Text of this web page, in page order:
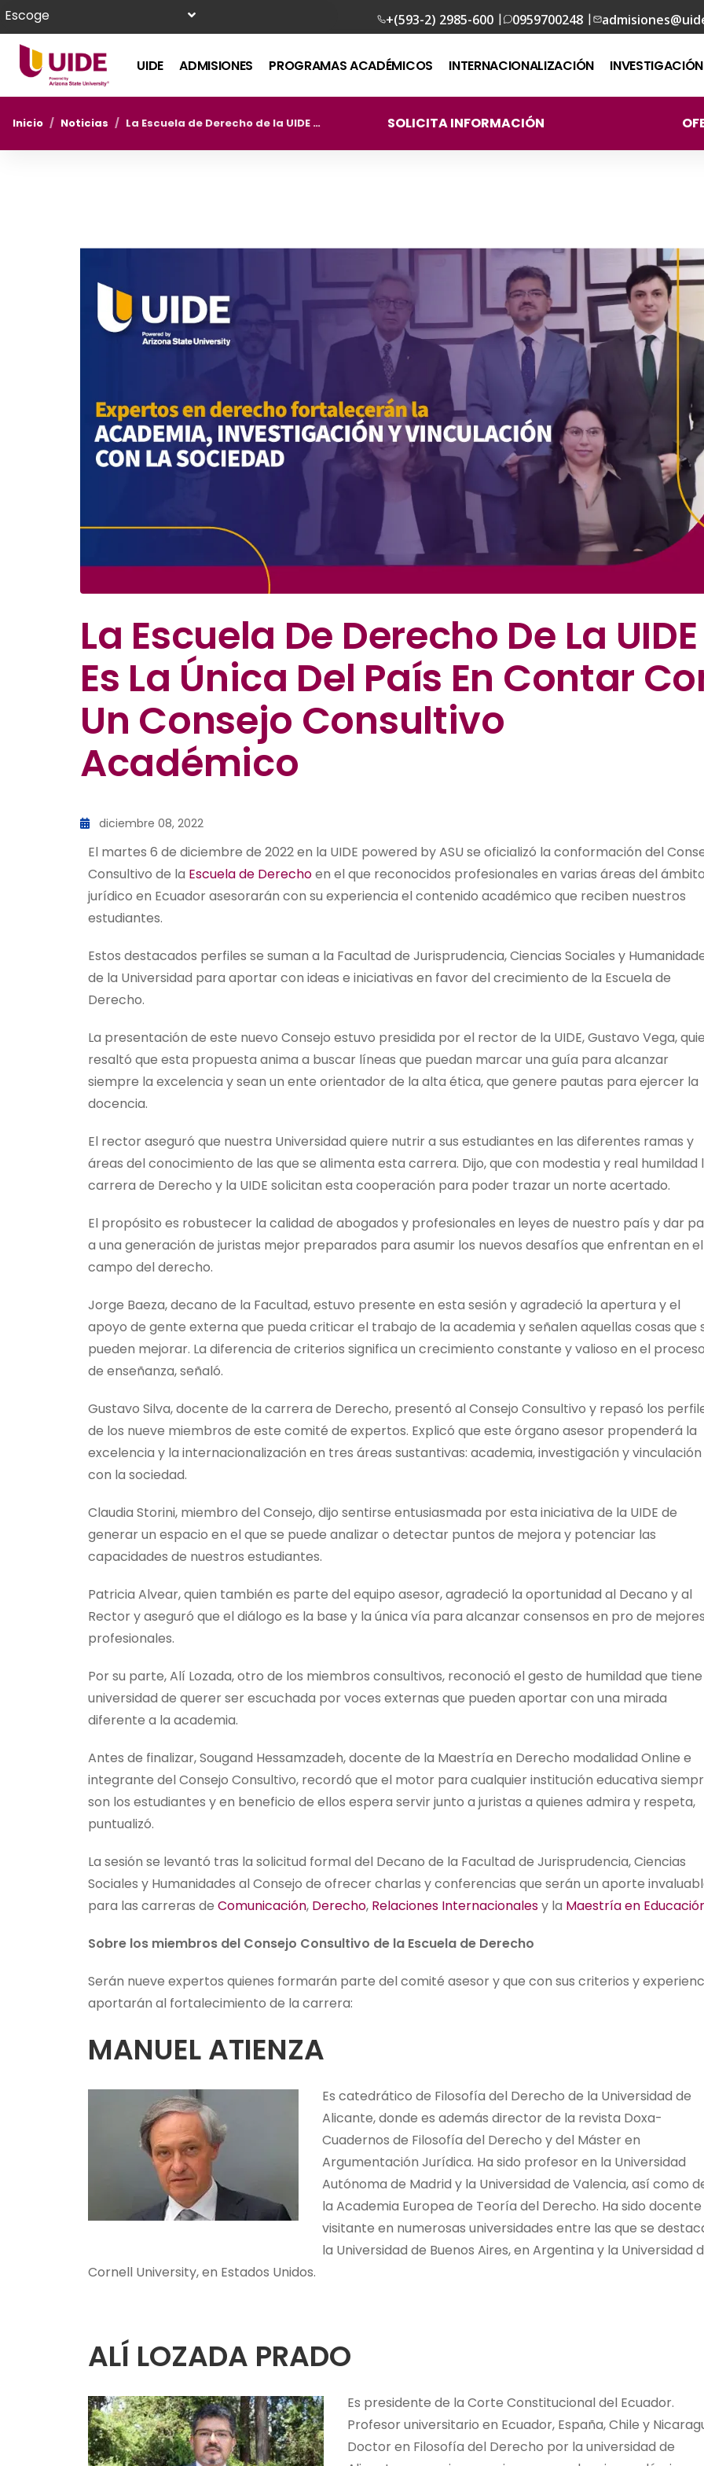
Escoge +(593-2) 2985-600 | 0959700248 |
UIDE ADMISIONES PROGRAMAS ACADÉMICOS INTERNACIONALIZACIÓN INVESTIGACIÓN
Inicio / Noticias / La Escuela de Derecho de la UIDE es la única del país en contar con un Consejo Consultivo Académico SOLICITA INFORMACIÓN
La Escuela De Derecho De La UIDE
Es La Única Del País En Contar
Un Consejo Consultivo
Académico
diciembre 08, 2022
El martes 6 de diciembre de 2022 en la UIDE powered by ASU se oficializó la conformación del
Consultivo de la Escuela de Derechoen el que reconocidos profesionales en varias áreas del ámbito
jurídico en Ecuador asesorarán con su experiencia el contenido académico que reciben nuestros
estudiantes.
Estos destacados perfiles se suman a la Facultad de Jurisprudencia, Ciencias Sociales y
de la Universidad para aportar con ideas e iniciativas en favor del crecimiento de la Escuela de
Derecho.
La presentación de este nuevo Consejo estuvo presidida por el rector de la UIDE, Gustavo Vega,
resaltó que esta propuesta anima a buscar líneas que puedan marcar una guía para alcanzar
siempre la excelencia y sean un ente orientador de la alta ética, que genere pautas para ejercer la
docencia.
El rector aseguró que nuestra Universidad quiere nutrir a sus estudiantes en las diferentes ramas y
áreas del conocimiento de las que se alimenta esta carrera. Dijo, que con modestia y real humildad
carrera de Derecho y la UIDE solicitan esta cooperación para poder trazar un norte acertado.
El propósito es robustecer la calidad de abogados y profesionales en leyes de nuestro país y dar
a una generación de juristas mejor preparados para asumir los nuevos desafíos que enfrentan en el
campo del derecho.
Jorge Baeza, decano de la Facultad, estuvo presente en esta sesión y agradeció la apertura y el
apoyo de gente externa que pueda criticar el trabajo de la academia y señalen aquellas cosas que
pueden mejorar. La diferencia de criterios significa un crecimiento constante y valioso en el proceso
de enseñanza, señaló.
Gustavo Silva, docente de la carrera de Derecho, presentó al Consejo Consultivo y repasó los
de los nueve miembros de este comité de expertos. Explicó que este órgano asesor propenderá la
excelencia y la internacionalización en tres áreas sustantivas: academia, investigación y vinculación
con la sociedad.
Claudia Storini, miembro del Consejo, dijo sentirse entusiasmada por esta iniciativa de la UIDE de
generar un espacio en el que se puede analizar o detectar puntos de mejora y potenciar las
capacidades de nuestros estudiantes.
Patricia Alvear, quien también es parte del equipo asesor, agradeció la oportunidad al Decano y al
Rector y aseguró que el diálogo es la base y la única vía para alcanzar consensos en pro de mejores
profesionales.
Por su parte, Alí Lozada, otro de los miembros consultivos, reconoció el gesto de humildad que
universidad de querer ser escuchada por voces externas que pueden aportar con una mirada
diferente a la academia.
Antes de finalizar, Sougand Hessamzadeh, docente de la Maestría en Derecho modalidad Online e
integrante del Consejo Consultivo, recordó que el motor para cualquier institución educativa
son los estudiantes y en beneficio de ellos espera servir junto a juristas a quienes admira y respeta,
puntualizó.
La sesión se levantó tras la solicitud formal del Decano de la Facultad de Jurisprudencia, Ciencias
Sociales y Humanidades al Consejo de ofrecer charlas y conferencias que serán un aporte
para las carreras de Comunicación, Derecho, Relaciones Internacionalesy la Maestría en
Sobre los miembros del Consejo Consultivo de la Escuela de Derecho
Serán nueve expertos quienes formarán parte del comité asesor y que con sus criterios y
aportarán al fortalecimiento de la carrera:
MANUEL ATIENZA
Es catedrático de Filosofía del Derecho de la Universidad de
Alicante, donde es además director de la revista Doxa-
Cuadernos de Filosofía del Derecho y del Máster en
Argumentación Jurídica. Ha sido profesor en la Universidad
Autónoma de Madrid y la Universidad de Valencia, así como
la Academia Europea de Teoría del Derecho. Ha sido docente
visitante en numerosas universidades entre las que se
la Universidad de Buenos Aires, en Argentina y la Universidad
Cornell University, en Estados Unidos.
ALÍ LOZADA PRADO
Es presidente de la Corte Constitucional del Ecuador.
Profesor universitario en Ecuador, España, Chile y
Doctor en Filosofía del Derecho por la universidad de